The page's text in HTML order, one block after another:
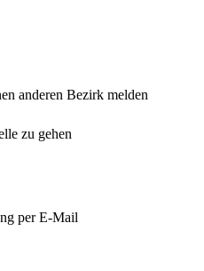
anderen Bezirk melden
zu gehen
per E-Mail